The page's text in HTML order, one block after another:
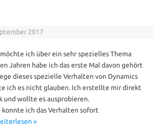
2017
ich über ein sehr spezielles Thema
Jahren habe ich das erste Mal davon gehört
dieses spezielle Verhalten von Dynamics
ich es nicht glauben. Ich erstellte mir direkt
und wollte es ausprobieren.
ich das Verhalten sofort
»